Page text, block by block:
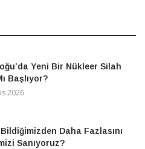
Yeni Bir Nükleer Silah
Başlıyor?
2026
Daha Fazlasını
Sanıyoruz?